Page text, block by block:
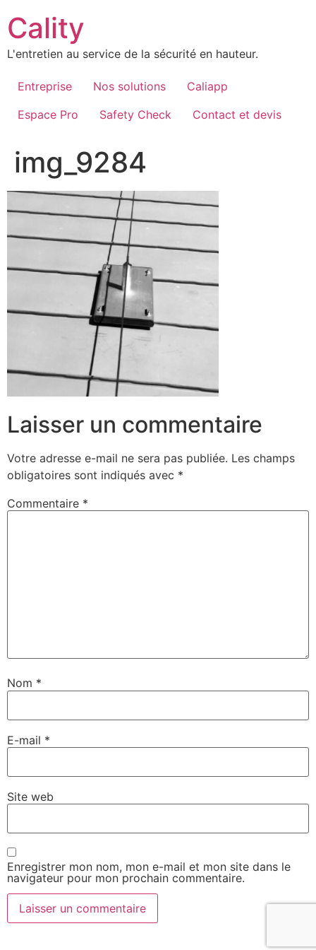
au
contenu
Cality
L'entretien au service de la sécurité en hauteur.
Entreprise Nos solutions
Caliapp
Espace Pro
Safety Check Contact et devis
img_9284
Laisser un commentaire
Votre adresse e-mail ne sera pas publiée. Les champs
obligatoires sont indiqués avec *
Commentaire *
Nom *
E-mail *
Site web
Enregistrer mon nom, mon e-mail et mon site dans le
navigateur pour mon prochain commentaire.